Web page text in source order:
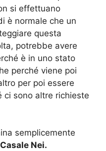
si effettuano
è normale che un
questa
potrebbe avere
è in uno stato
perché viene poi
per poi essere
ci sono altre richieste
semplicemente
Nei.